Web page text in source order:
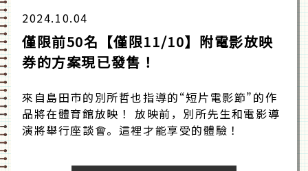
2024.10.04
僅限前50名【僅限11/10】附電影放映
券的方案現已發售！
來自島田市的別所哲也指導的“短片電影節”的作
品將在體育館放映！ 放映前，別所先生和電影導
演將舉行座談會。這裡才能享受的體驗！